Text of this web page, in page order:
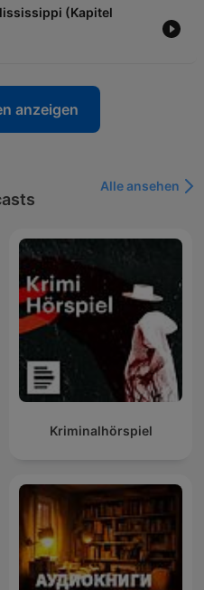
(Kapitel
anzeigen
Alle ansehen
Kriminalhörspiel